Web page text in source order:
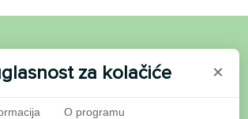
ili imate
za kolačiće ×
O programu